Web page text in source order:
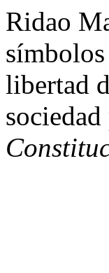
Ridao
libertad